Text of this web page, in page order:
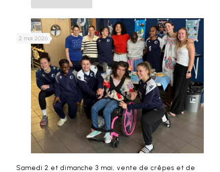
2 mai 2026
Samedi 2 et dimanche 3 mai, vente de crêpes et de